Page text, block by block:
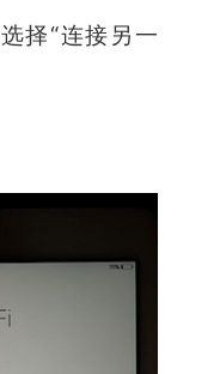
择“连接另一